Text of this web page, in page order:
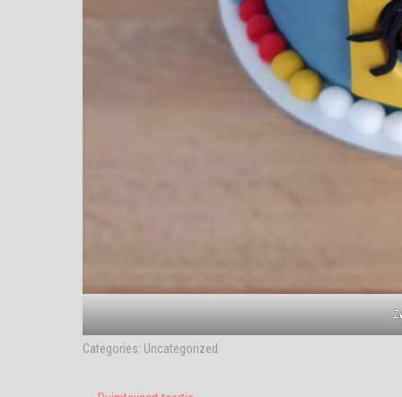
Categories: Uncategorized
Post